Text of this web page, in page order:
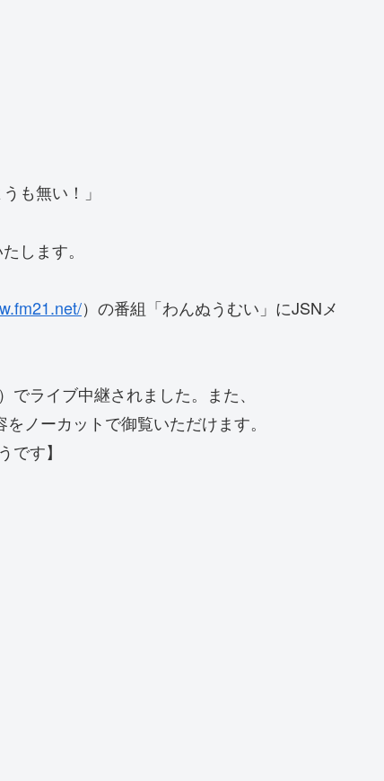
も無い！」
します。
）の番組「わんぬうむい」にJSNメ
）でライブ中継されました。また、
ノーカットで御覧いただけます。
です】